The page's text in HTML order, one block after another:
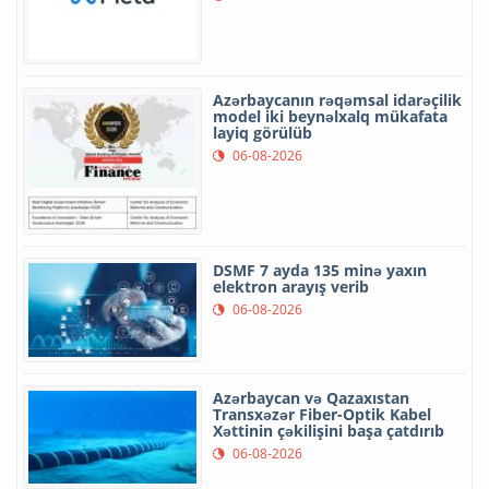
Azərbaycanın rəqəmsal idarəçilik
model iki beynəlxalq mükafata
layiq görülüb
06-08-2026
DSMF 7 ayda 135 minə yaxın
elektron arayış verib
06-08-2026
Azərbaycan və Qazaxıstan
Transxəzər Fiber-Optik Kabel
Xəttinin çəkilişini başa çatdırıb
06-08-2026